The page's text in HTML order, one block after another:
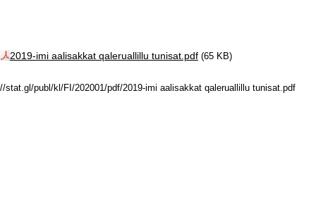
2019-imi aalisakkat qaleruallillu tunisat.pdf(65 KB)
//stat.gl/publ/kl/FI/202001/pdf/2019-imi aalisakkat qaleruallillu tunisat.pdf